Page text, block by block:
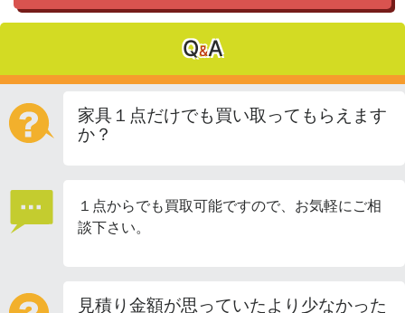
Q&A
家具１点だけでも買い取ってもらえます
か？
１点からでも買取可能ですので、お気軽にご相
談下さい。
見積り金額が思っていたより少なかった